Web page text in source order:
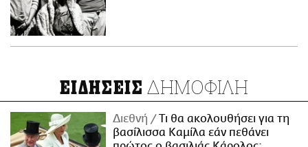
ΕΙΔΗΣΕΙΣ ΔΗΜΟΦΙΛΗ
Διεθνή
Τι θα ακολουθήσει για τη
βασίλισσα Καμίλα εάν πεθάνει